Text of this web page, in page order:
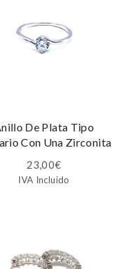
De Plata Tipo
Con Una Zirconita
23,00€
IVA Incluido